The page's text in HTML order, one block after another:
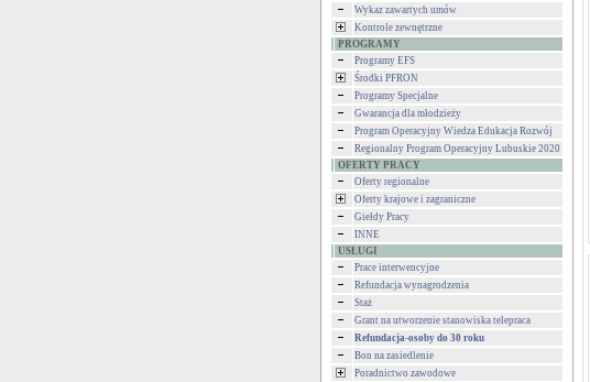
Wykaz zawartych umów
Kontrole zewnętrzne
PROGRAMY
Programy EFS
Środki PFRON
Programy Specjalne
Gwarancja dla młodzieży
Program Operacyjny Wiedza Edukacja Rozwój
Regionalny Program Operacyjny Lubuskie 2020
OFERTY PRACY
Oferty regionalne
Oferty krajowe i zagraniczne
Giełdy Pracy
INNE
USŁUGI
Prace interwencyjne
Refundacja wynagrodzenia
Staż
Grant na utworzenie stanowiska telepraca
Refundacja-osoby do 30 roku
Bon na zasiedlenie
Poradnictwo zawodowe